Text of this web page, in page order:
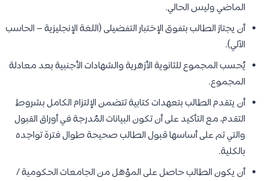
الماضي وليس الحالي.
أن يجتاز الطالب بتفوق الإختبار التفضيلى (اللغة الإنجليزية – الحاسب
الآلي).
يُحسب المجموع للثانوية الأزهرية والشهادات الأجنبية بعد معادلة
المجموع.
أن يتقدم الطالب بتعهدات كتابية تتضمن الإلتزام الكامل بشروط
التقدم، مع التأكيد على أن تكون البيانات المُدرجة في أوراق القبول
والتي تم على أساسها قبول الطالب صحيحة طوال فترة تواجده
بالكلية.
أن يكون الطالب حاصل على المؤهل من الجامعات الحكومية /